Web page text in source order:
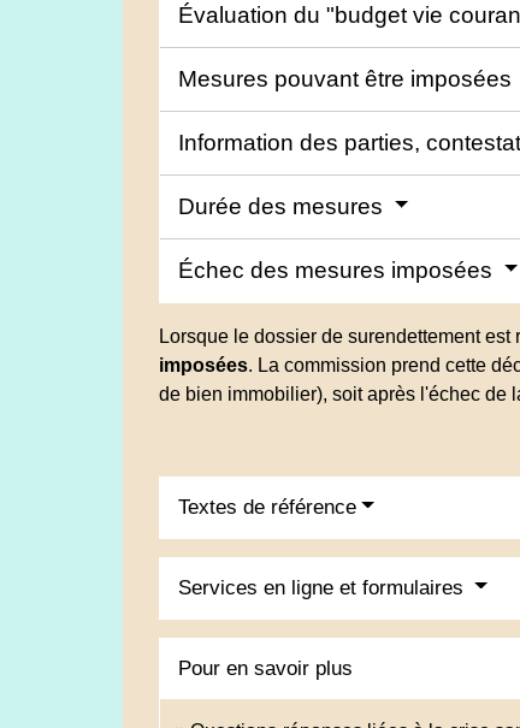
Évaluation du "budget vie
Mesures pouvant être imposées
Information des parties,
Durée des mesures
Échec des mesures imposées
Lorsque le dossier de surendettement
imposées. La commission prend cette
de bien immobilier), soit après l'échec de
Textes de référence
Services en ligne et formulaires
Pour en savoir plus